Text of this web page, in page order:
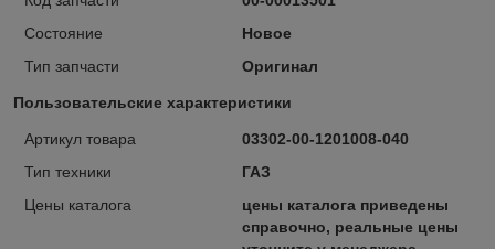
Состояние
Новое
Тип запчасти
Оригинал
Пользовательские характеристики
Артикул товара
03302-00-1201008-040
Тип техники
ГАЗ
Цены каталога
цены каталога приведены
справочно, реальные цены